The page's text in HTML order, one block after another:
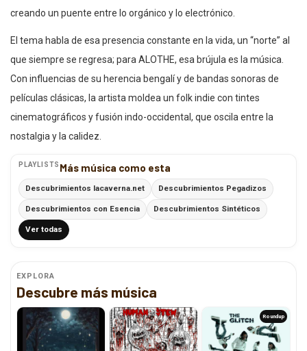
creando un puente entre lo orgánico y lo electrónico.
El tema habla de esa presencia constante en la vida, un “norte” al
que siempre se regresa; para ALOTHE, esa brújula es la música.
Con influencias de su herencia bengalí y de bandas sonoras de
películas clásicas, la artista moldea un folk indie con tintes
cinematográficos y fusión indo-occidental, que oscila entre la
nostalgia y la calidez.
PLAYLISTS Más música como esta
Descubrimientos lacaverna.net Descubrimientos Pegadizos
Descubrimientos con Esencia Descubrimientos Sintéticos
Ver todas
EXPLORA
Descubre más música
Roundup